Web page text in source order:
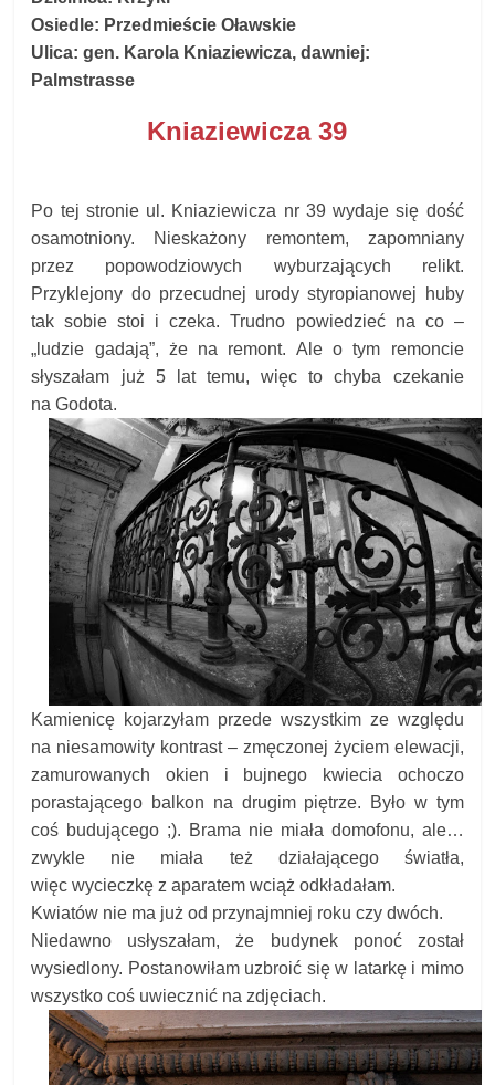
Osiedle: Przedmieście Oławskie
Ulica:gen. Karola Kniaziewicza, dawniej:
Pa lmstrasse
Kniaziewicza 39
Po tej stronie ul. Kniaziewicza nr 39 wydaje się dość
osamotniony. Nieskażony remontem, zapomniany
przez popowodziowych wyburzających relikt.
Przyklejony do przecudnej urody styropianowej huby
tak sobie stoi i czeka. Trudno powiedzieć na co –
„ludzie gadają”, że na remont. Ale o tym remoncie
słyszałam już 5 lat temu, więc to chyba czekanie
na Godota.
Kamienicę kojarzyłam przede wszystkim ze względu
na niesamowity kontrast – zmęczonej życiem elewacji,
zamurowanych okien i bujnego kwiecia ochoczo
porastającego balkon na drugim piętrze. Było w tym
coś budującego ;). Brama nie miała domofonu, ale…
zwykle nie miała też działającego światła,
więc wycieczkę z aparatem wciąż odkładałam.
Kwiatów nie ma już od przynajmniej roku czy dwóch.
Niedawno usłyszałam, że budynek ponoć został
wysiedlony. Postanowiłam uzbroić się w latarkę i mimo
wszystko coś uwiecznić na zdjęciach.